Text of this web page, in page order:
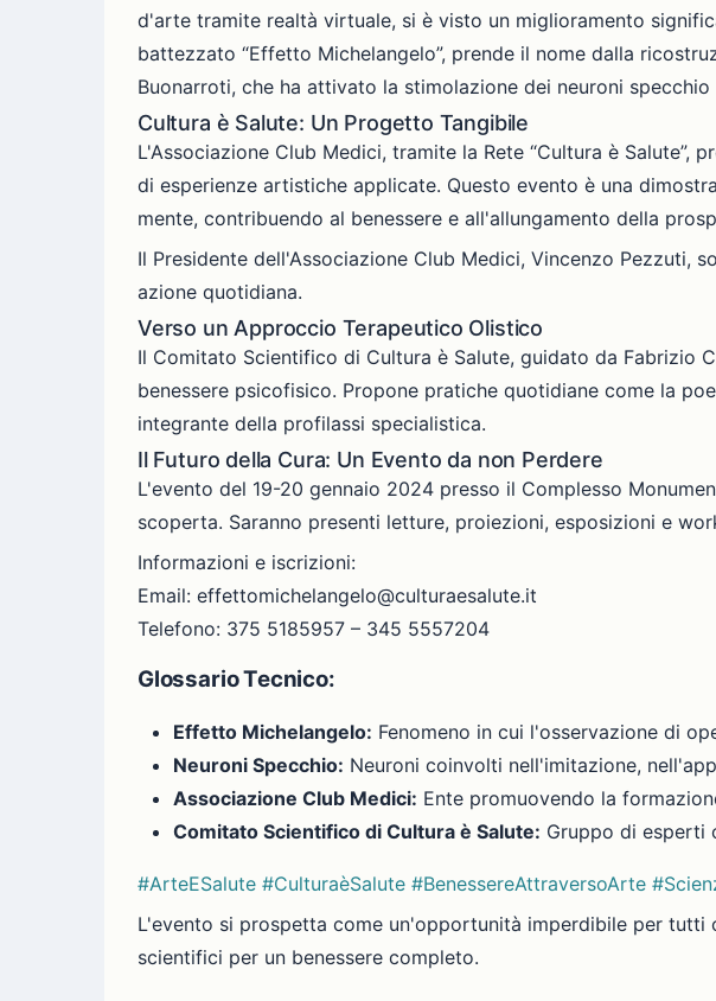
d'arte tramite realtà virtuale, si è visto un miglioramento
battezzato “Effetto Michelangelo”, prende il nome dalla
Buonarroti, che ha attivato la stimolazione dei neuroni
Cultura è Salute: Un Progetto Tangibile
L'Associazione Club Medici, tramite la Rete “Cultura è
di esperienze artistiche applicate. Questo evento è una
mente, contribuendo al benessere e all'allungamento della
Il Presidente dell'Associazione Club Medici, Vincenzo
azione quotidiana.
Verso un Approccio Terapeutico Olistico
Il Comitato Scientifico di Cultura è Salute, guidato da Fabrizio
benessere psicofisico. Propone pratiche quotidiane come la
integrante della profilassi specialistica.
Il Futuro della Cura: Un Evento da non Perdere
L'evento del 19-20 gennaio 2024 presso il Complesso
scoperta. Saranno presenti letture, proiezioni, esposizioni e
Informazioni e iscrizioni:
Email: effettomichelangelo@culturaesalute.it
Telefono: 375 5185957 – 345 5557204
Glossario Tecnico:
Effetto Michelangelo: Fenomeno in cui l'osservazione di
Neuroni Specchio: Neuroni coinvolti nell'imitazione,
Associazione Club Medici: Ente promuovendo la
Comitato Scientifico di Cultura è Salute: Gruppo di esperti
#ArteESalute #CulturaèSalute #BenessereAttraversoArte
L'evento si prospetta come un'opportunità imperdibile per
scientifici per un benessere completo.